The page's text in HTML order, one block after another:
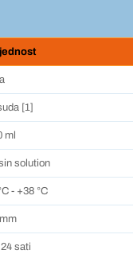
[1]
ml
solution
- +38 °C
sati